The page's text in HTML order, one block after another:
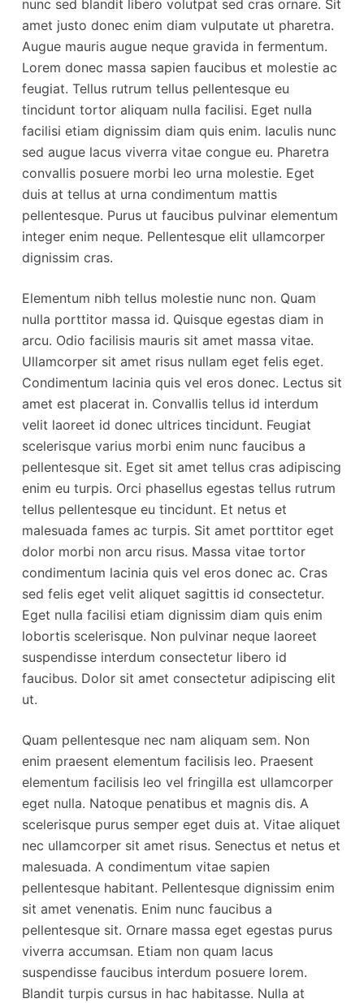
nunc sed blandit libero volutpat sed cras ornare. Sit
amet justo donec enim diam vulputate ut pharetra.
Augue mauris augue neque gravida in fermentum.
Lorem donec massa sapien faucibus et molestie ac
feugiat. Tellus rutrum tellus pellentesque eu
tincidunt tortor aliquam nulla facilisi. Eget nulla
facilisi etiam dignissim diam quis enim. Iaculis nunc
sed augue lacus viverra vitae congue eu. Pharetra
convallis posuere morbi leo urna molestie. Eget
duis at tellus at urna condimentum mattis
pellentesque. Purus ut faucibus pulvinar elementum
integer enim neque. Pellentesque elit ullamcorper
dignissim cras.
Elementum nibh tellus molestie nunc non. Quam
nulla porttitor massa id. Quisque egestas diam in
arcu. Odio facilisis mauris sit amet massa vitae.
Ullamcorper sit amet risus nullam eget felis eget.
Condimentum lacinia quis vel eros donec. Lectus sit
amet est placerat in. Convallis tellus id interdum
velit laoreet id donec ultrices tincidunt. Feugiat
scelerisque varius morbi enim nunc faucibus a
pellentesque sit. Eget sit amet tellus cras adipiscing
enim eu turpis. Orci phasellus egestas tellus rutrum
tellus pellentesque eu tincidunt. Et netus et
malesuada fames ac turpis. Sit amet porttitor eget
dolor morbi non arcu risus. Massa vitae tortor
condimentum lacinia quis vel eros donec ac. Cras
sed felis eget velit aliquet sagittis id consectetur.
Eget nulla facilisi etiam dignissim diam quis enim
lobortis scelerisque. Non pulvinar neque laoreet
suspendisse interdum consectetur libero id
faucibus. Dolor sit amet consectetur adipiscing elit
ut.
Quam pellentesque nec nam aliquam sem. Non
enim praesent elementum facilisis leo. Praesent
elementum facilisis leo vel fringilla est ullamcorper
eget nulla. Natoque penatibus et magnis dis. A
scelerisque purus semper eget duis at. Vitae aliquet
nec ullamcorper sit amet risus. Senectus et netus et
malesuada. A condimentum vitae sapien
pellentesque habitant. Pellentesque dignissim enim
sit amet venenatis. Enim nunc faucibus a
pellentesque sit. Ornare massa eget egestas purus
viverra accumsan. Etiam non quam lacus
suspendisse faucibus interdum posuere lorem.
Blandit turpis cursus in hac habitasse. Nulla at